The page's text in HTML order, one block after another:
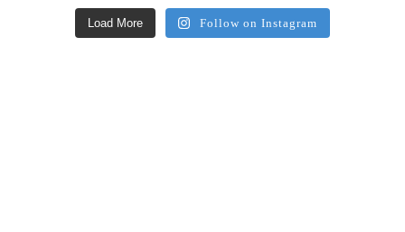
Load More Follow on Instagram